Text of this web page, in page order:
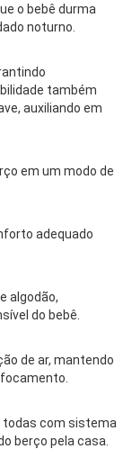
o bebê durma
noturno.
também
auxiliando em
em um modo de
adequado
algodão,
do bebê.
de ar, mantendo
todas com sistema
berço pela casa.